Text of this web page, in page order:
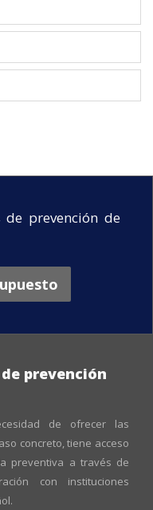
prevención de
prevención
de ofrecer las
concreto, tiene acceso
preventiva a través de
con instituciones